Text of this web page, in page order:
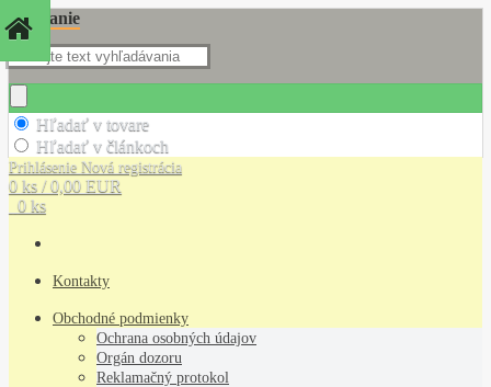
Hľadanie
Hľadať v tovare
Hľadať v článkoch
Prihlásenie Nová registrácia
0 ks / 0,00 EUR
0 ks
Kontakty
Obchodné podmienky
Ochrana osobných údajov
Orgán dozoru
Reklamačný protokol